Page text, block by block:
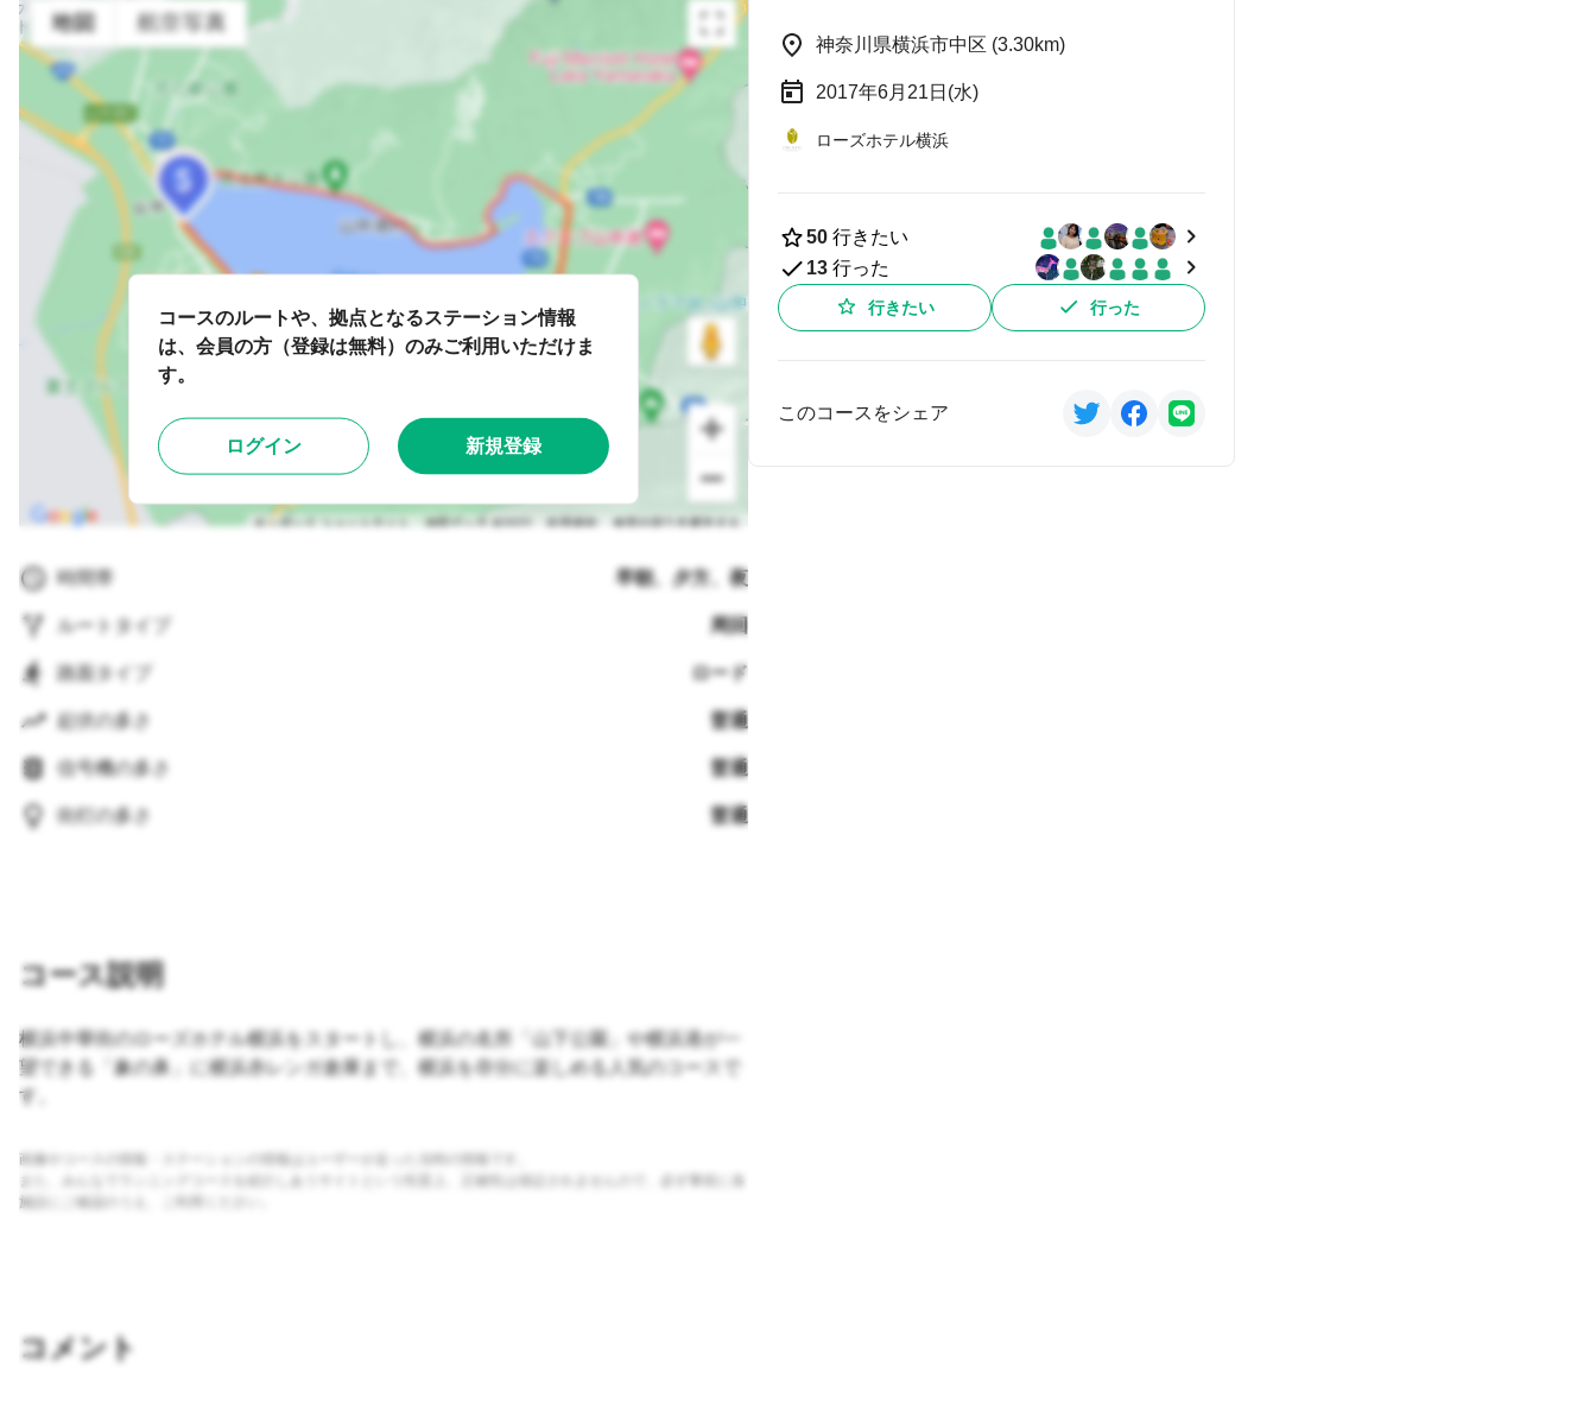
時間帯 早朝、夕方、夜
ルートタイプ 周回
路面タイプ ロード
起伏の多さ 普通
信号機の多さ 普通
街灯の多さ 普通
コース説明
横浜中華街のローズホテル横浜をスタートし、横浜の名所「山下公園」や横浜港が一
望できる「象の鼻」に横浜赤レンガ倉庫まで、横浜を存分に楽しめる人気のコースで
す。
画像やコースの情報・ステーションの情報はユーザーが走った当時の情報です。
また、みんなでランニングコースを紹介しあうサイトという性質上、正確性は保証されませんので、必ず事前に各
施設にご確認のうえ、ご利用ください。
コメント
コースのルートや、拠点となるステーション情報
は、会員の方（登録は無料）のみご利用いただけま
す。
ログイン 新規登録
神奈川県横浜市中区 (3.30km)
2017年6月21日(水)
ローズホテル横浜
50 行きたい
13 行った
行きたい 行った
このコースをシェア